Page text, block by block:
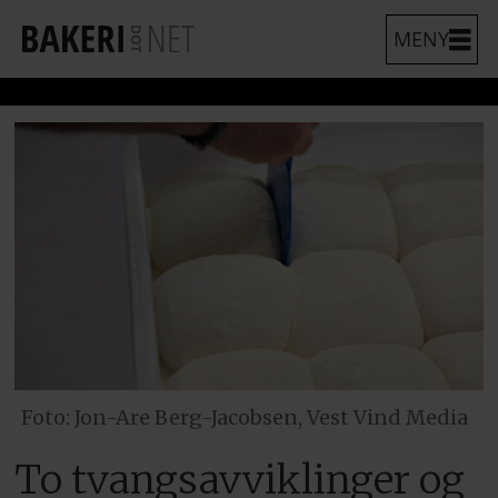
Foto: Jon-Are Berg-Jacobsen, Vest Vind Media
To tvangsavviklinger og